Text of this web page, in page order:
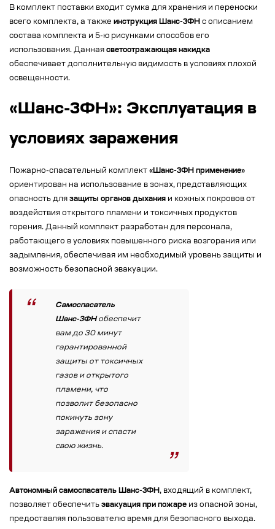
В комплект поставки входит сумка для хранения и переноски
всего комплекта, а также инструкция Шанс-3ФН с описанием
состава комплекта и 5-ю рисунками способов его
использования. Данная светоотражающая накидка
обеспечивает дополнительную видимость в условиях плохой
освещенности.
«Шанс-3ФН»: Эксплуатация в
условиях заражения
Пожарно-спасательный комплект «Шанс-3ФН применение»
ориентирован на использование в зонах, представляющих
опасность для защиты органов дыхания и кожных покровов от
воздействия открытого пламени и токсичных продуктов
горения. Данный комплект разработан для персонала,
работающего в условиях повышенного риска возгорания или
задымления, обеспечивая им необходимый уровень защиты и
возможность безопасной эвакуации.
Самоспасатель
Шанс-3ФНобеспечит
вам до 30 минут
гарантированной
защиты от токсичных
газов и открытого
пламени, что
позволит безопасно
покинуть зону
заражения и спасти
свою жизнь.
Автономный самоспасатель Шанс-3ФН, входящий в комплект,
позволяет обеспечить эвакуация при пожаре из опасной зоны,
предоставляя пользователю время для безопасного выхода.